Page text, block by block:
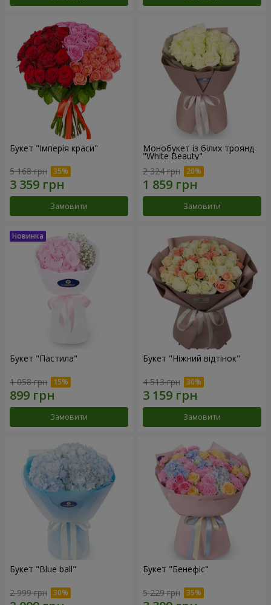
Букет "Імперія краси"
5 168 грн
Замовити
Монобукет із білих троянд
"White Beauty"
2 324 грн
Замовити
Букет "Пастила"
1 058 грн
Замовити
Букет "Ніжний відтінок"
4 513 грн
Замовити
Букет "Blue ball"
2 999 грн
Букет "Бенефіс"
5 229 грн